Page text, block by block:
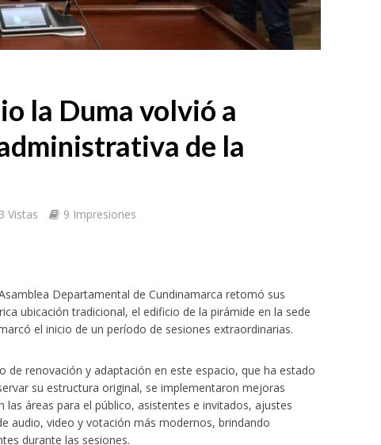
la Duma volvió a
de la
Vistas 9 Impresiones
Departamental de Cundinamarca retomó sus
ubicación tradicional, el edificio de la pirámide en la sede
el inicio de un período de sesiones extraordinarias.
renovación y adaptación en este espacio, que ha estado
su estructura original, se implementaron mejoras
áreas para el público, asistentes e invitados, ajustes
audio, video y votación más modernos, brindando
durante las sesiones.